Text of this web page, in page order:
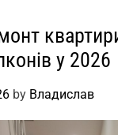
у 2026
by Владислав